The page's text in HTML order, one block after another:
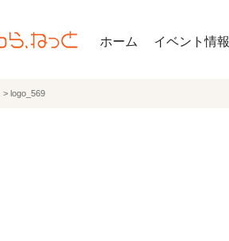
ホーム イベント情報
> logo_569